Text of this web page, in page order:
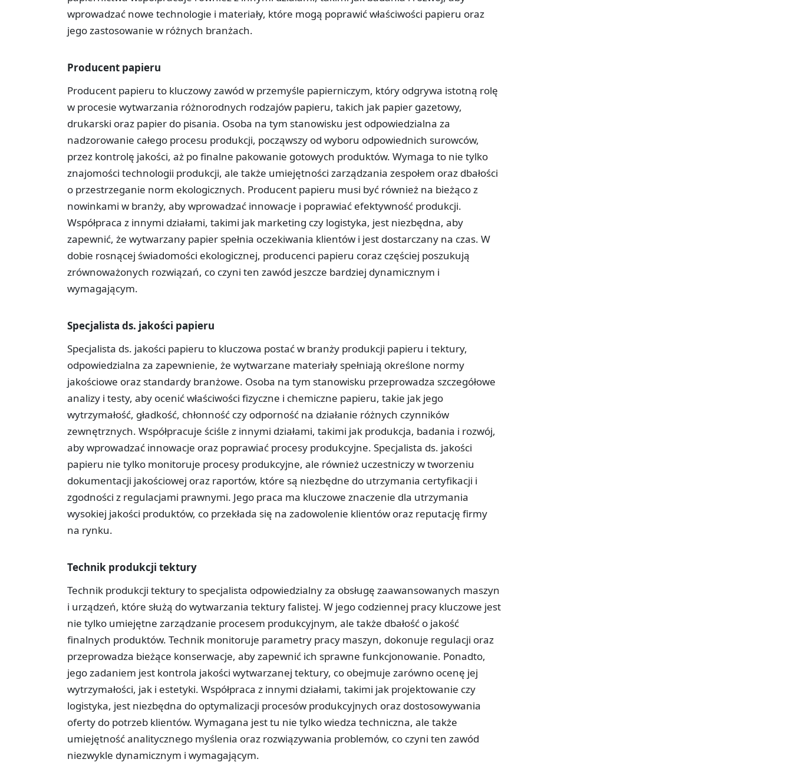
wprowadzać nowe technologie i materiały, które mogą poprawić właściwości papieru oraz
jego zastosowanie w różnych branżach.
Producent papieru
Producent papieru to kluczowy zawód w przemyśle papierniczym, który odgrywa istotną rolę
w procesie wytwarzania różnorodnych rodzajów papieru, takich jak papier gazetowy,
drukarski oraz papier do pisania. Osoba na tym stanowisku jest odpowiedzialna za
nadzorowanie całego procesu produkcji, począwszy od wyboru odpowiednich surowców,
przez kontrolę jakości, aż po finalne pakowanie gotowych produktów. Wymaga to nie tylko
znajomości technologii produkcji, ale także umiejętności zarządzania zespołem oraz dbałości
o przestrzeganie norm ekologicznych. Producent papieru musi być również na bieżąco z
nowinkami w branży, aby wprowadzać innowacje i poprawiać efektywność produkcji.
Współpraca z innymi działami, takimi jak marketing czy logistyka, jest niezbędna, aby
zapewnić, że wytwarzany papier spełnia oczekiwania klientów i jest dostarczany na czas. W
dobie rosnącej świadomości ekologicznej, producenci papieru coraz częściej poszukują
zrównoważonych rozwiązań, co czyni ten zawód jeszcze bardziej dynamicznym i
wymagającym.
Specjalista ds. jakości papieru
Specjalista ds. jakości papieru to kluczowa postać w branży produkcji papieru i tektury,
odpowiedzialna za zapewnienie, że wytwarzane materiały spełniają określone normy
jakościowe oraz standardy branżowe. Osoba na tym stanowisku przeprowadza szczegółowe
analizy i testy, aby ocenić właściwości fizyczne i chemiczne papieru, takie jak jego
wytrzymałość, gładkość, chłonność czy odporność na działanie różnych czynników
zewnętrznych. Współpracuje ściśle z innymi działami, takimi jak produkcja, badania i rozwój,
aby wprowadzać innowacje oraz poprawiać procesy produkcyjne. Specjalista ds. jakości
papieru nie tylko monitoruje procesy produkcyjne, ale również uczestniczy w tworzeniu
dokumentacji jakościowej oraz raportów, które są niezbędne do utrzymania certyfikacji i
zgodności z regulacjami prawnymi. Jego praca ma kluczowe znaczenie dla utrzymania
wysokiej jakości produktów, co przekłada się na zadowolenie klientów oraz reputację firmy
na rynku.
Technik produkcji tektury
Technik produkcji tektury to specjalista odpowiedzialny za obsługę zaawansowanych maszyn
i urządzeń, które służą do wytwarzania tektury falistej. W jego codziennej pracy kluczowe jest
nie tylko umiejętne zarządzanie procesem produkcyjnym, ale także dbałość o jakość
finalnych produktów. Technik monitoruje parametry pracy maszyn, dokonuje regulacji oraz
przeprowadza bieżące konserwacje, aby zapewnić ich sprawne funkcjonowanie. Ponadto,
jego zadaniem jest kontrola jakości wytwarzanej tektury, co obejmuje zarówno ocenę jej
wytrzymałości, jak i estetyki. Współpraca z innymi działami, takimi jak projektowanie czy
logistyka, jest niezbędna do optymalizacji procesów produkcyjnych oraz dostosowywania
oferty do potrzeb klientów. Wymagana jest tu nie tylko wiedza techniczna, ale także
umiejętność analitycznego myślenia oraz rozwiązywania problemów, co czyni ten zawód
niezwykle dynamicznym i wymagającym.